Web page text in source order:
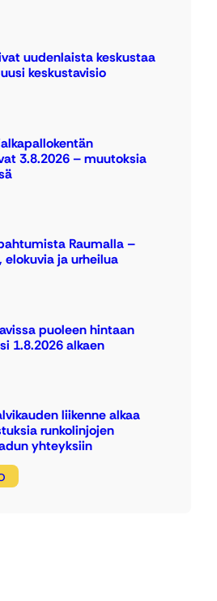
uudenlaista keskustaa
keskustavisio
3.8.2026 – muutoksia
Raumalla –
elokuvia ja urheilua
puoleen hintaan
1.8.2026 alkaen
liikenne alkaa
runkolinjojen
yhteyksiin